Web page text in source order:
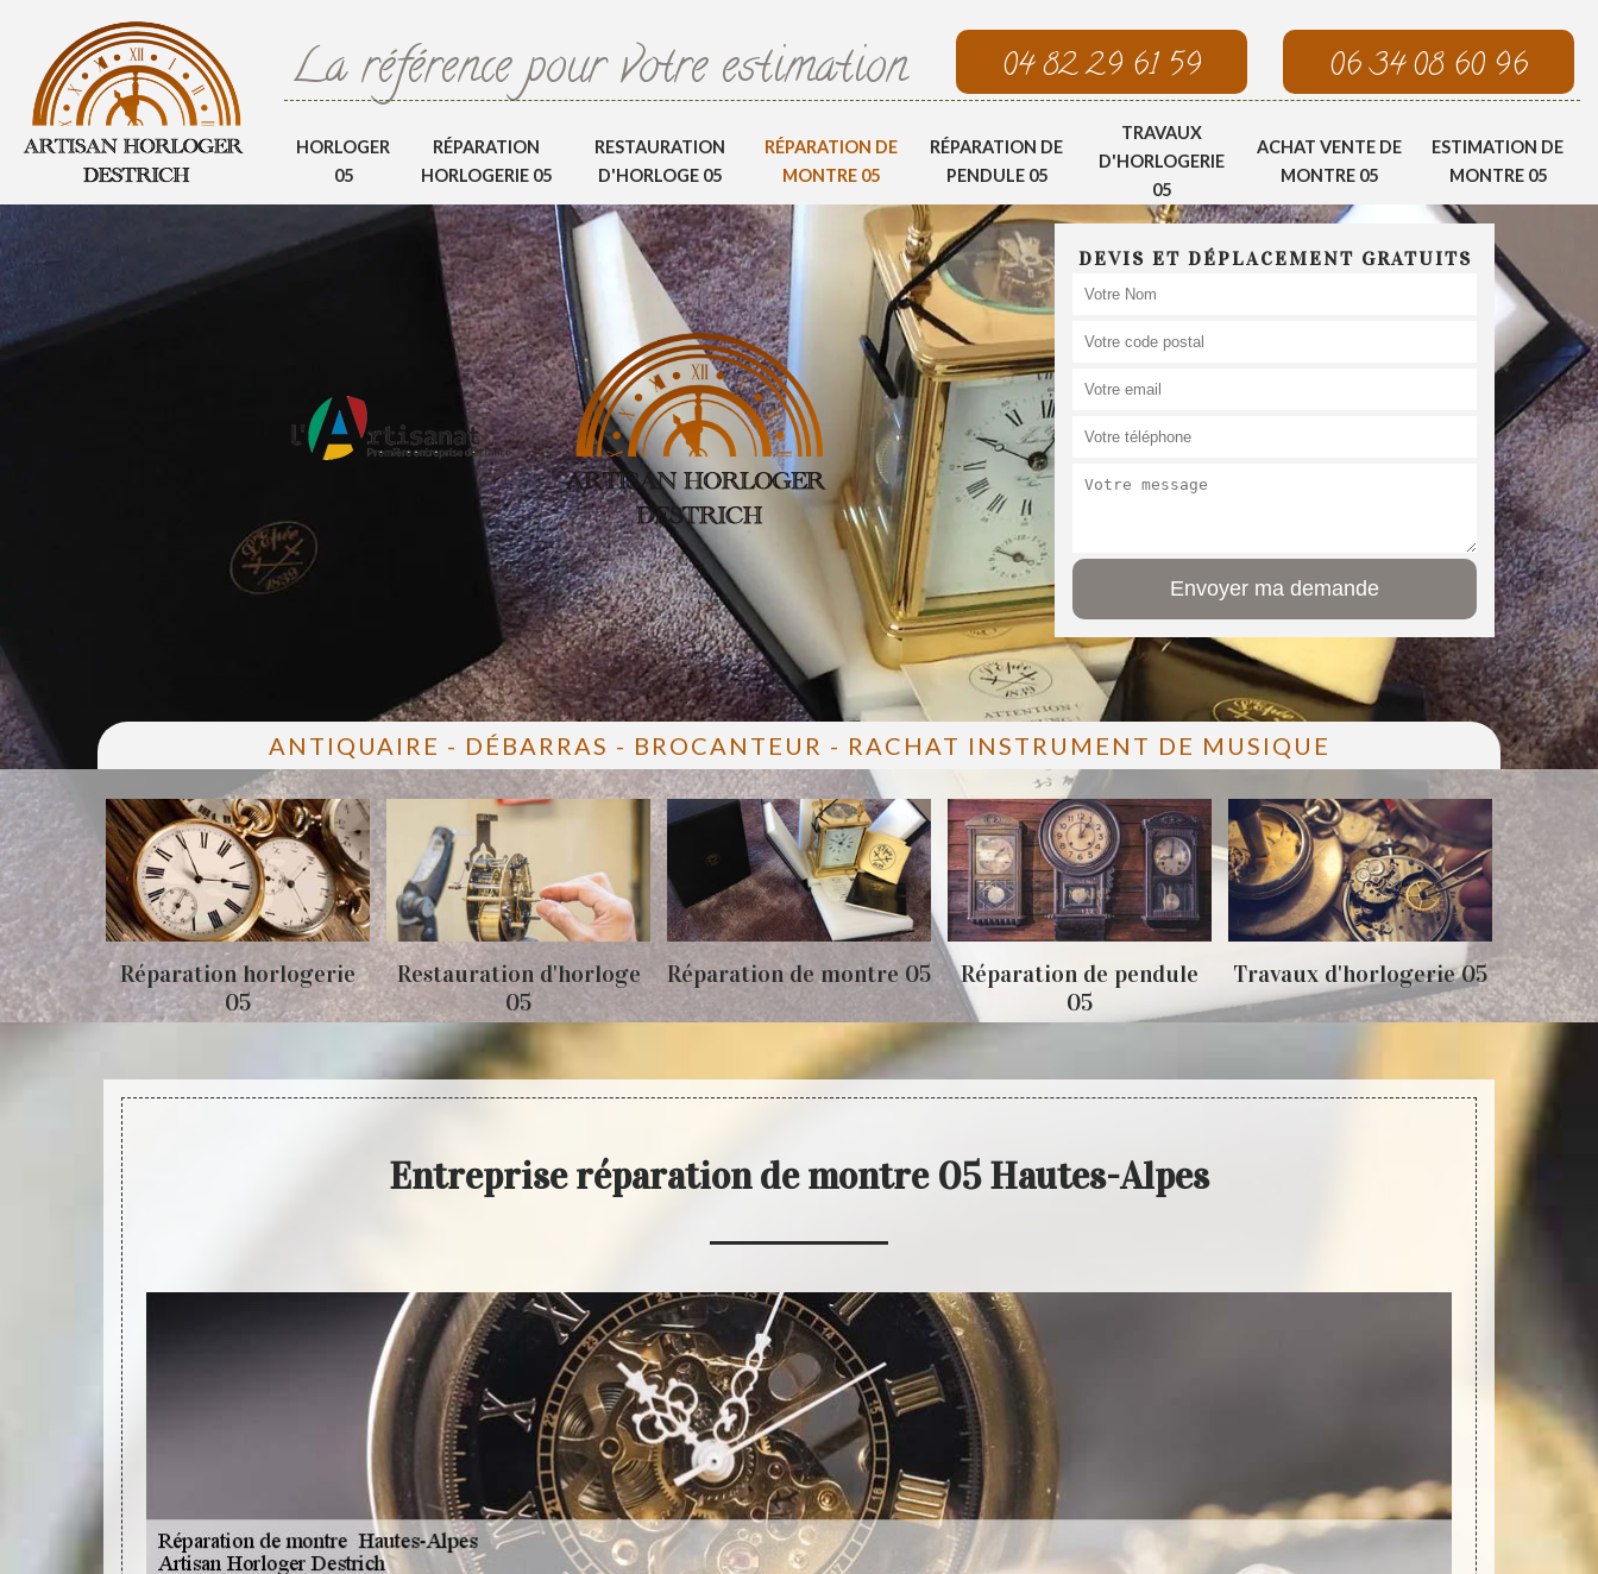
La référence pour votre estimation 04 82 29 61 59 06 34 08 60 96
HORLOGER
05
RÉPARATION
HORLOGERIE 05
RESTAURATION
D'HORLOGE 05
RÉPARATION DE
MONTRE 05
RÉPARATION DE
PENDULE 05
TRAVAUX
D'HORLOGERIE
05
ACHAT VENTE DE
MONTRE 05
ESTIMATION DE
MONTRE 05
DEVIS ET DÉPLACEMENT GRATUITS
ANTIQUAIRE - DÉBARRAS - BROCANTEUR - RACHAT INSTRUMENT DE MUSIQUE
Réparation horlogerie
05
Restauration d'horloge
05
Réparation de montre 05
Réparation de pendule
05
Travaux d'horlogerie 05 Achat
Entreprise réparation de montre 05 Hautes-Alpes